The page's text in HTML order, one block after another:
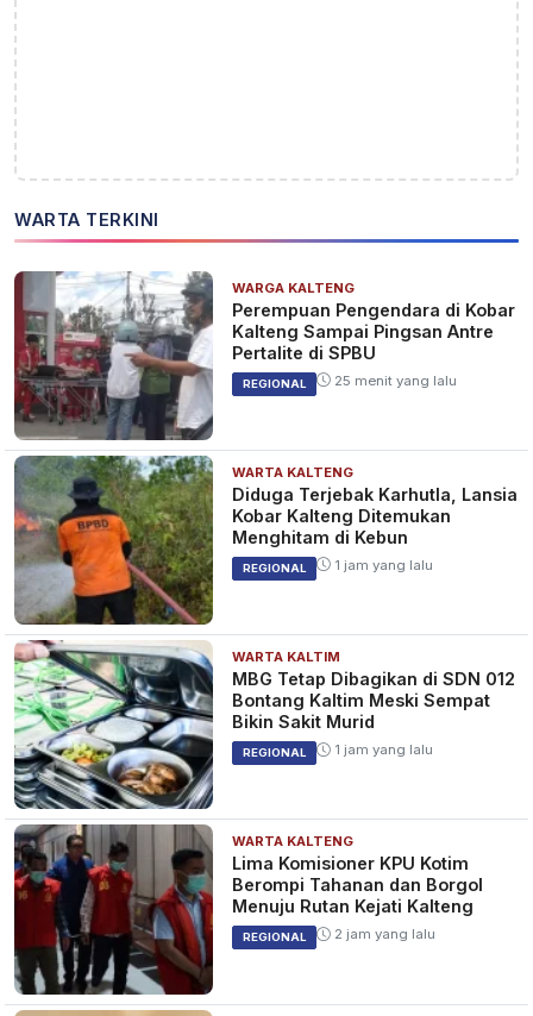
WARTA TERKINI
WARGA KALTENG
Perempuan Pengendara di Kobar
Kalteng Sampai Pingsan Antre
Pertalite di SPBU
REGIONAL 25 menit yang lalu
WARTA KALTENG
Diduga Terjebak Karhutla, Lansia
Kobar Kalteng Ditemukan
Menghitam di Kebun
REGIONAL 1 jam yang lalu
WARTA KALTIM
MBG Tetap Dibagikan di SDN 012
Bontang Kaltim Meski Sempat
Bikin Sakit Murid
REGIONAL 1 jam yang lalu
WARTA KALTENG
Lima Komisioner KPU Kotim
Berompi Tahanan dan Borgol
Menuju Rutan Kejati Kalteng
REGIONAL 2 jam yang lalu